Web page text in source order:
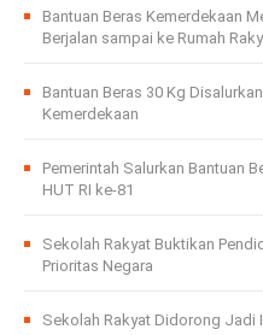
Bantuan Beras Kemerdekaan
Berjalan sampai ke Rumah
Bantuan Beras 30 Kg
Kemerdekaan
Pemerintah Salurkan Bantuan
HUT RI ke-81
Sekolah Rakyat Buktikan
Prioritas Negara
Sekolah Rakyat Didorong Jadi